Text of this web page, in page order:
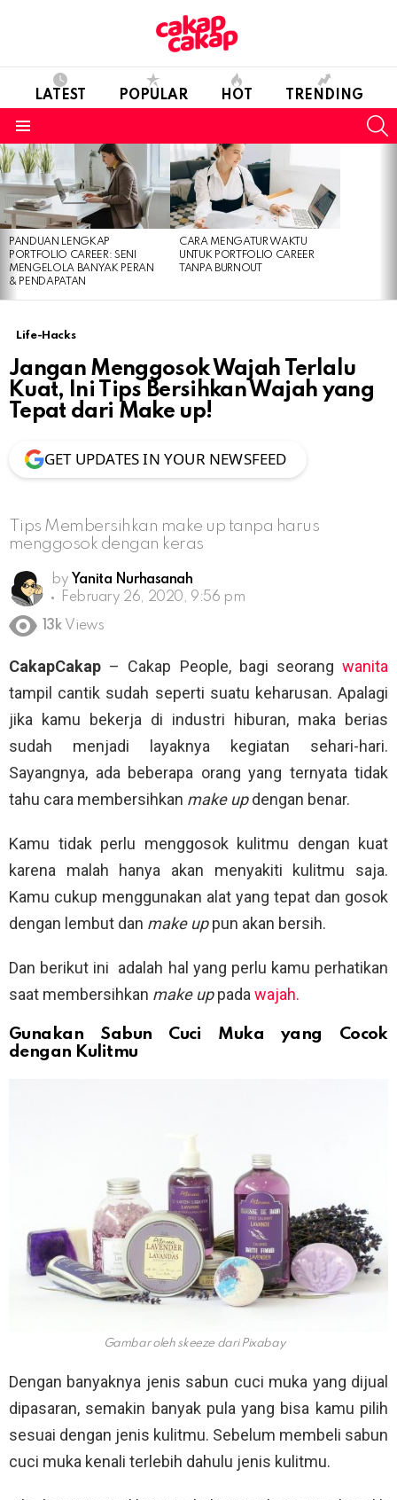
LATEST POPULAR HOT TRENDING
LATEST
STORIES
PANDUAN LENGKAP
PORTFOLIO CAREER: SENI
MENGELOLA BANYAK PERAN
& PENDAPATAN
CARA MENGATUR WAKTU
UNTUK PORTFOLIO CAREER
TANPA BURNOUT
Life-Hacks
Jangan Menggosok Wajah Terlalu
Kuat, Ini Tips Bersihkan Wajah yang
Tepat dari Make up!
GET UPDATES IN YOUR NEWSFEED
Tips Membersihkan make up tanpa harus
menggosok dengan keras
by Yanita Nurhasanah
February 26, 2020, 9:56 pm
13k Views
CakapCakap – Cakap People, bagi seorang wanita
tampil cantik sudah seperti suatu keharusan. Apalagi
jika kamu bekerja di industri hiburan, maka berias
sudah menjadi layaknya kegiatan sehari-hari.
Sayangnya, ada beberapa orang yang ternyata tidak
tahu cara membersihkan make updengan benar.
Kamu tidak perlu menggosok kulitmu dengan kuat
karena malah hanya akan menyakiti kulitmu saja.
Kamu cukup menggunakan alat yang tepat dan gosok
dengan lembut dan make uppun akan bersih.
Dan berikut ini adalah hal yang perlu kamu perhatikan
saat membersihkan make uppadawajah.
Gunakan Sabun Cuci Muka yang Cocok
dengan Kulitmu
Gambar oleh skeeze dari Pixabay
Dengan banyaknya jenis sabun cuci muka yang dijual
dipasaran, semakin banyak pula yang bisa kamu pilih
sesuai dengan jenis kulitmu. Sebelum membeli sabun
cuci muka kenali terlebih dahulu jenis kulitmu.